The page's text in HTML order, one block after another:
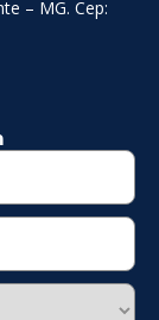
– MG. Cep: